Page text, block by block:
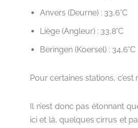
Anvers (Deurne) : 33,6°C
Liège (Angleur) : 33,8°C
Beringen (Koersel) : 34,6°C
Pour certaines stations,
Il n’est donc pas étonnant
ici et là, quelques cirrus et